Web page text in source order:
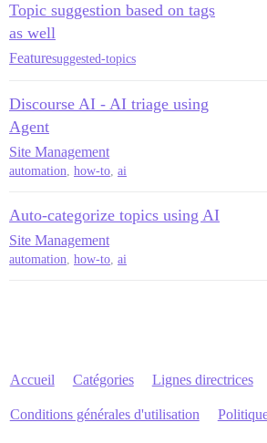
Topic suggestion based on tags
as well
Featuresuggested-topics
Discourse AI - AI triage using
Agent
Site Management
automation, how-to, ai
Auto-categorize topics using AI
Site Management
automation, how-to, ai
Accueil Catégories Lignes directrices
Conditions générales d'utilisation